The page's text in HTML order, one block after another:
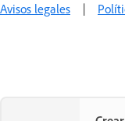
Avisos legales |